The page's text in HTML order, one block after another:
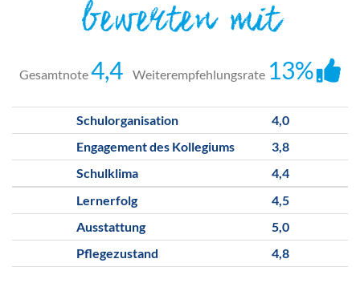
bewerten mit
Gesamtnote4,4 Weiterempfehlungsrate 13%
Schulorganisation
4,0
Engagement des Kollegiums
3,8
Schulklima
4,4
Lernerfolg
4,5
Ausstattung
5,0
Pflegezustand
4,8